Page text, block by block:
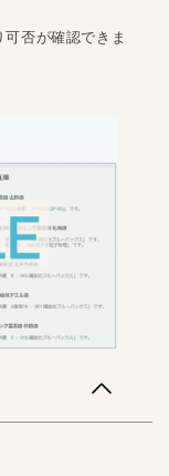
否が確認できま